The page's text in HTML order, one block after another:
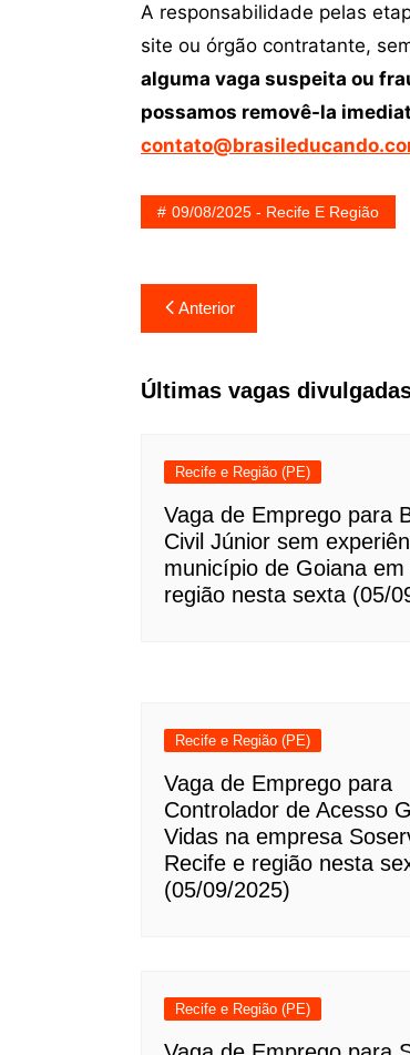
A responsabilidade pelas
site ou órgão contratante,
alguma vaga suspeita ou
possamos removê-la
09/08/2025 - Recife E Região
Navegação
de
Post
Anterior
Últimas vagas
Recife e Região (PE)
Vaga de Emprego para
Civil Júnior sem
município de Goiana
região nesta sexta (05/
Recife e Região (PE)
Vaga de Emprego para
Controlador de Acesso
Vidas na empresa
Recife e região nesta
(05/09/2025)
Recife e Região (PE)